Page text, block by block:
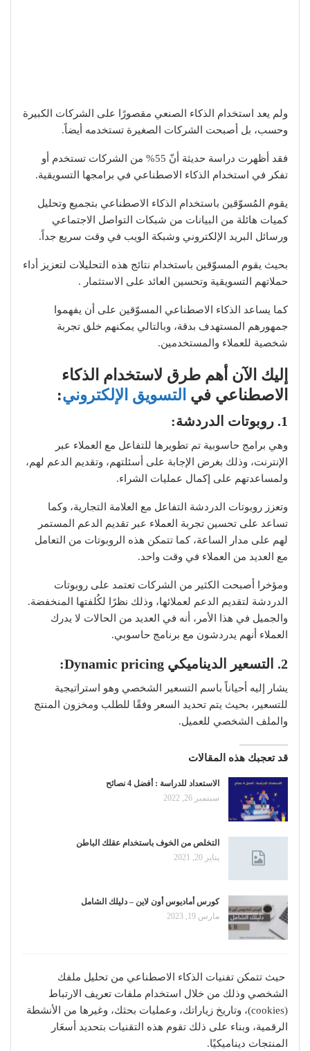
ولم يعد استخدام الذكاء الصنعي مقصورًا على الشركات الكبيرة
وحسب، بل أصبحت الشركات الصغيرة تستخدمه أيضاً.
فقد أظهرت دراسة حديثة أنّ 55% من الشركات تستخدم أو
تفكر في استخدام الذكاء الاصطناعي في برامجها التسويقية.
يقوم المُسوّقين باستخدام الذكاء الاصطناعي بتجميع وتحليل
كميات هائلة من البيانات من شبكات التواصل الاجتماعي
ورسائل البريد الإلكتروني وشبكة الويب في وقت سريع جداً.
بحيث يقوم المسوّقين باستخدام نتائج هذه التحليلات لتعزيز أداء
حملاتهم التسويقية وتحسين العائد على الاستثمار .
كما يساعد الذكاء الاصطناعي المسوّقين على أن يفهموا
جمهورهم المستهدف بدقة، وبالتالي يمكنهم خلق تجربة
شخصية للعملاء والمستخدمين.
إليك الآن أهم طرق لاستخدام الذكاء
الاصطناعي في التسويق الإلكتروني:
1. روبوتات الدردشة :
وهي برامج حاسوبية تم تطويرها للتفاعل مع العملاء عبر
الإنترنت، وذلك بغرض الإجابة على أسئلتهم، وتقديم الدعم لهم،
ولمساعدتهم على إكمال عمليات الشراء.
وتعزز روبوتات الدردشة التفاعل مع العلامة التجارية، وكما
تساعد على تحسين تجربة العملاء عبر تقديم الدعم المستمر
لهم على مدار الساعة، كما تتمكن هذه الروبوتات من التعامل
مع العديد من العملاء في وقت واحد.
ومؤخرا أصبحت الكثير من الشركات تعتمد على روبوتات
الدردشة لتقديم الدعم لعملائها، وذلك نظرًا لكُلفتها المنخفضة.
والجميل في هذا الأمر، أنه في العديد من الحالات لا يدرك
العملاء أنهم يدردشون مع برنامج حاسوبي.
2. التسعير الديناميكي Dynamic pricing:
يشار إليه أحياناً باسم التسعير الشخصي وهو استراتيجية
للتسعير، بحيث يتم تحديد السعر وفقًا للطلب ومخزون المنتج
والملف الشخصي للعميل.
قد تعجبك هذه المقالات
الاستعداد للدراسة : أفضل 4 نصائح
سبتمبر 26, 2022
التخلص من الخوف باستخدام عقلك الباطن
يناير 20, 2021
كورس أماديوس أون لاين – دليلك الشامل
مارس 19, 2023
حيث تتمكن تفنيات الذكاء الاصطناعي من تحليل ملفك
الشخصي وذلك من خلال استخدام ملفات تعريف الارتباط
(cookies)، وتاريخ زياراتك، وعمليات بحثك، وغيرها من الأنشطة
الرقمية، وبناء على ذلك تقوم هذه التقنيات بتحديد أسعَار
المنتجات ديناميكيًا.